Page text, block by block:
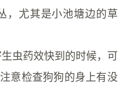
，尤其是小池塘边的草
虫药效快到的时候，可
意检查狗狗的身上有没